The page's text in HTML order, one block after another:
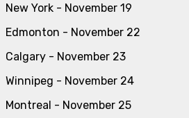
New York - November 19
Edmonton - November 22
Calgary - November 23
Winnipeg - November 24
Montreal - November 25